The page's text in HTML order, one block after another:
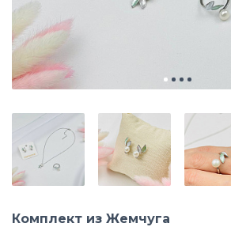
Комплект из Жемчуга